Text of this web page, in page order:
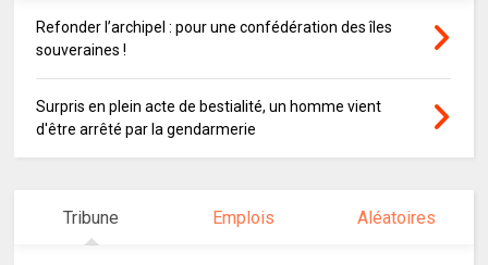
Refonder l’archipel : pour une confédération des îles
souveraines !
Surpris en plein acte de bestialité, un homme vient
d'être arrêté par la gendarmerie
Tribune Emplois Aléatoires